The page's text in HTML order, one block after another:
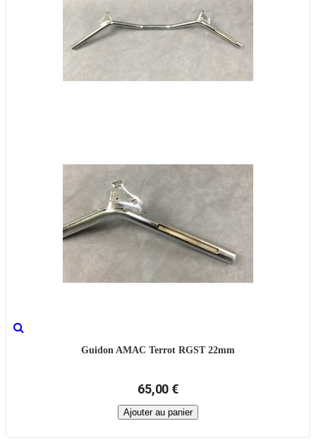
Guidon AMAC Terrot RGST 22mm
65,00 €
Ajouter au panier